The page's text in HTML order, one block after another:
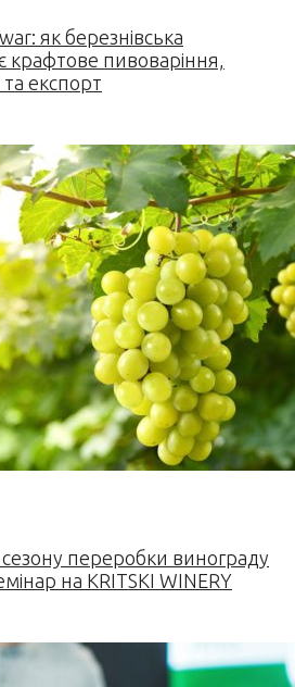
як березнівська
пивоваріння,
та експорт
сезону переробки винограду
на KRITSKI WINERY